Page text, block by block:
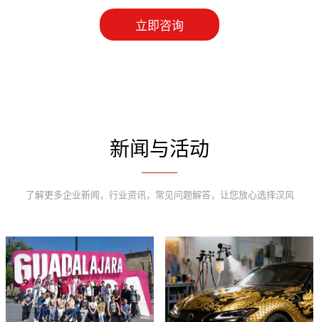
立即咨询
新闻与活动
了解更多企业新闻，行业资讯，常见问题解答，让您放心选择汉风